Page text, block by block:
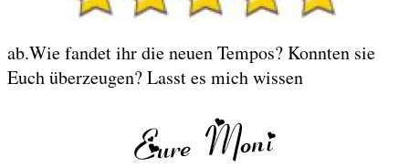
ab.Wie fandet ihr die neuen Tempos? Konnten sie
Euch überzeugen? Lasst es mich wissen